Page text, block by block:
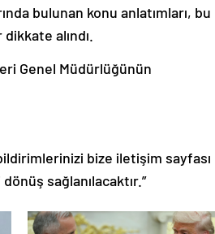
bulunan konu anlatımları, bu
alındı.
Genel Müdürlüğünün
bize iletişim sayfası
sağlanılacaktır.”